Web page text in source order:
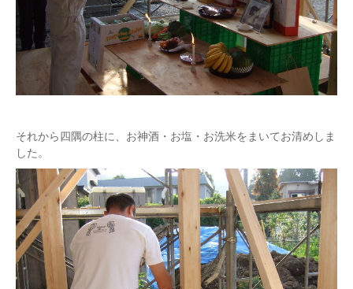
それから四隅の柱に、お神酒・お塩・お洗米をまいてお清めしま
した。